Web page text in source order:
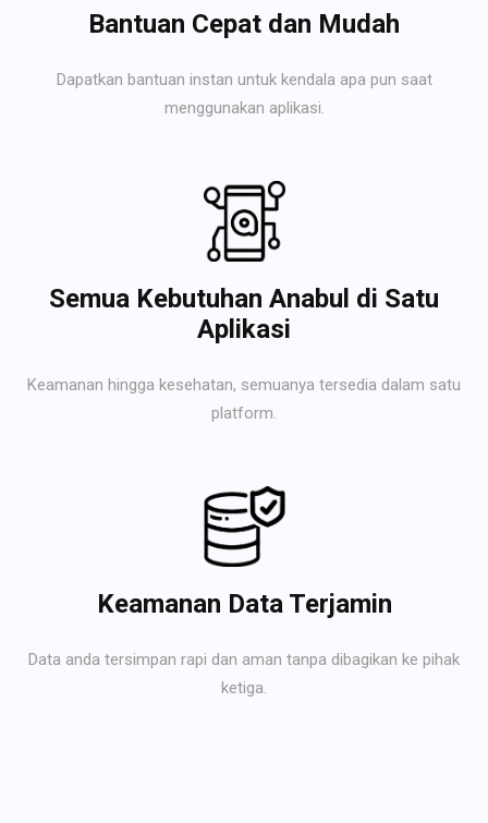
Bantuan Cepat dan Mudah
Dapatkan bantuan instan untuk kendala apa pun saat
menggunakan aplikasi.
Semua Kebutuhan Anabul di Satu
Aplikasi
Keamanan hingga kesehatan, semuanya tersedia dalam satu
platform.
Keamanan Data Terjamin
Data anda tersimpan rapi dan aman tanpa dibagikan ke pihak
ketiga.